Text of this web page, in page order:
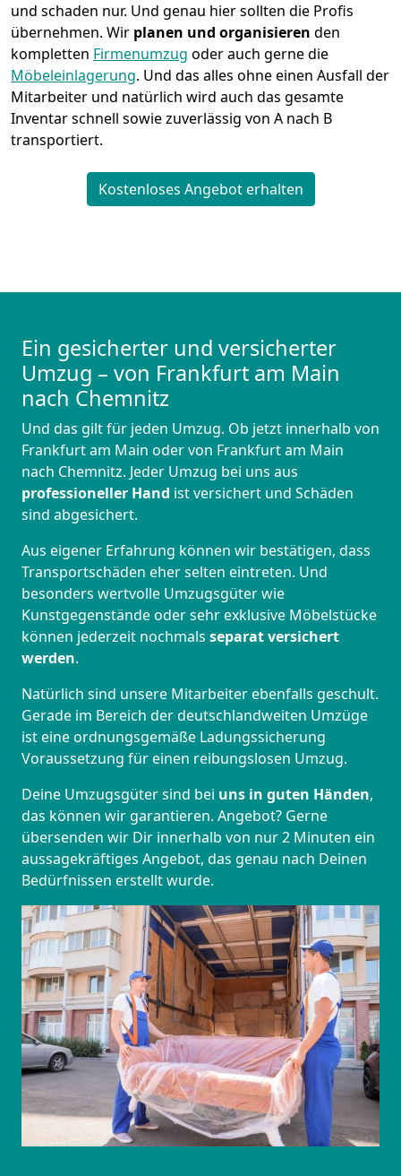
und schaden nur. Und genau hier sollten die Profis
übernehmen. Wir planen und organisieren den
kompletten Firmenumzug oder auch gerne die
Möbeleinlagerung. Und das alles ohne einen Ausfall der
Mitarbeiter und natürlich wird auch das gesamte
Inventar schnell sowie zuverlässig von A nach B
transportiert.
Kostenloses Angebot erhalten
Ein gesicherter und versicherter
Umzug – von Frankfurt am Main
nach Chemnitz
Und das gilt für jeden Umzug. Ob jetzt innerhalb von
Frankfurt am Main oder von Frankfurt am Main
nach Chemnitz. Jeder Umzug bei uns aus
professioneller Hand ist versichert und Schäden
sind abgesichert.
Aus eigener Erfahrung können wir bestätigen, dass
Transportschäden eher selten eintreten. Und
besonders wertvolle Umzugsgüter wie
Kunstgegenstände oder sehr exklusive Möbelstücke
können jederzeit nochmals separat versichert
werden.
Natürlich sind unsere Mitarbeiter ebenfalls geschult.
Gerade im Bereich der deutschlandweiten Umzüge
ist eine ordnungsgemäße Ladungssicherung
Voraussetzung für einen reibungslosen Umzug.
Deine Umzugsgüter sind bei uns in guten Händen,
das können wir garantieren. Angebot? Gerne
übersenden wir Dir innerhalb von nur 2 Minuten ein
aussagekräftiges Angebot, das genau nach Deinen
Bedürfnissen erstellt wurde.